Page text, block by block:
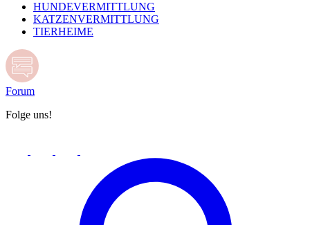
HUNDEVERMITTLUNG
KATZENVERMITTLUNG
TIERHEIME
Forum
Folge uns!